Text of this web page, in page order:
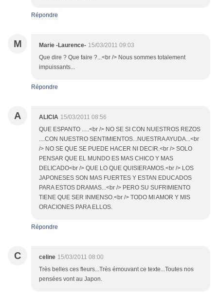
Répondre
M Marie -Laurence- 15/03/2011 09:03
Que dire ? Que faire ?...<br /> Nous sommes totalement
impuissants...
Répondre
A ALICIA 15/03/2011 08:56
QUE ESPANTO .....<br /> NO SE SI CON NUESTROS REZOS
....CON NUESTRO SENTIMIENTOS...NUESTRA AYUDA...<br
/> NO SE QUE SE PUEDE HACER NI DECIR.<br /> SOLO
PENSAR QUE EL MUNDO ES MAS CHICO Y MAS
DELICADO<br /> QUE LO QUE QUISIERAMOS.<br /> LOS
JAPONESES SON MAS FUERTES Y ESTAN EDUCADOS
PARA ESTOS DRAMAS...<br /> PERO SU SUFRIMIENTO
TIENE QUE SER INMENSO.<br /> TODO MI AMOR Y MIS
ORACIONES PARA ELLOS.
Répondre
C celine 15/03/2011 08:00
Très belles ces fleurs...Très émouvant ce texte...Toutes nos
pensées vont au Japon.